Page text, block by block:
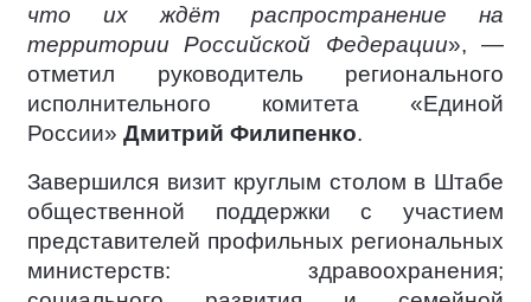
что их ждёт распространение на
территории Российской Федерации», —
отметил руководитель регионального
исполнительного комитета «Единой
России» Дмитрий Филипенко.
Завершился визит круглым столом в Штабе
общественной поддержки с участием
представителей профильных региональных
министерств: здравоохранения;